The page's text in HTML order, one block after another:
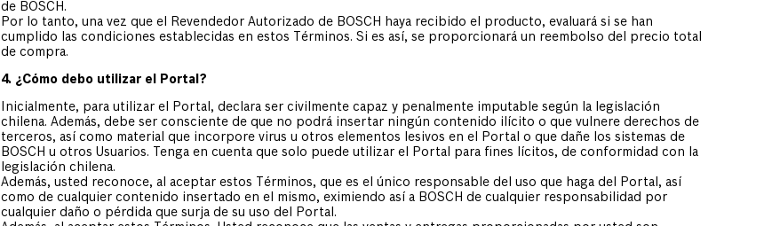
de BOSCH.
Por lo tanto, una vez que el Revendedor Autorizado de BOSCH haya recibido el producto, evaluará si se han
cumplido las condiciones establecidas en estos Términos. Si es así, se proporcionará un reembolso del precio total
de compra.
4. ¿Cómo debo utilizar el Portal?
Inicialmente, para utilizar el Portal, declara ser civilmente capaz y penalmente imputable según la legislación
chilena. Además, debe ser consciente de que no podrá insertar ningún contenido ilícito o que vulnere derechos de
terceros, así como material que incorpore virus u otros elementos lesivos en el Portal o que dañe los sistemas de
BOSCH u otros Usuarios. Tenga en cuenta que solo puede utilizar el Portal para fines lícitos, de conformidad con la
legislación chilena.
Además, usted reconoce, al aceptar estos Términos, que es el único responsable del uso que haga del Portal, así
como de cualquier contenido insertado en el mismo, eximiendo así a BOSCH de cualquier responsabilidad por
cualquier daño o pérdida que surja de su uso del Portal.